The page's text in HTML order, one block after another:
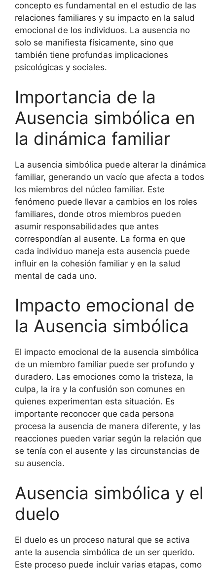
concepto es fundamental en el estudio de las
relaciones familiares y su impacto en la salud
emocional de los individuos. La ausencia no
solo se manifiesta físicamente, sino que
también tiene profundas implicaciones
psicológicas y sociales.
Importancia de la
Ausencia simbólica en
la dinámica familiar
La ausencia simbólica puede alterar la dinámica
familiar, generando un vacío que afecta a todos
los miembros del núcleo familiar. Este
fenómeno puede llevar a cambios en los roles
familiares, donde otros miembros pueden
asumir responsabilidades que antes
correspondían al ausente. La forma en que
cada individuo maneja esta ausencia puede
influir en la cohesión familiar y en la salud
mental de cada uno.
Impacto emocional de
la Ausencia simbólica
El impacto emocional de la ausencia simbólica
de un miembro familiar puede ser profundo y
duradero. Las emociones como la tristeza, la
culpa, la ira y la confusión son comunes en
quienes experimentan esta situación. Es
importante reconocer que cada persona
procesa la ausencia de manera diferente, y las
reacciones pueden variar según la relación que
se tenía con el ausente y las circunstancias de
su ausencia.
Ausencia simbólica y el
duelo
El duelo es un proceso natural que se activa
ante la ausencia simbólica de un ser querido.
Este proceso puede incluir varias etapas, como